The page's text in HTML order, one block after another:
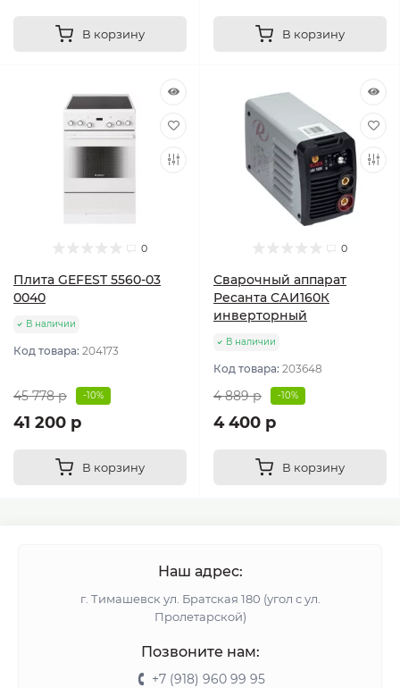
В корзину В корзину
0
Плита GEFEST 5560-03
0040
В наличии
Код товара: 204173
45 778 р -10%
41 200 р
В корзину
0
Сварочный аппарат
Ресанта САИ160К
инверторный
В наличии
Код товара: 203648
4 889 р -10%
4 400 р
В корзину
Наш адрес:
г. Тимашевск ул. Братская 180 (угол с ул.
Пролетарской)
Позвоните нам:
+7 (918) 960 99 95